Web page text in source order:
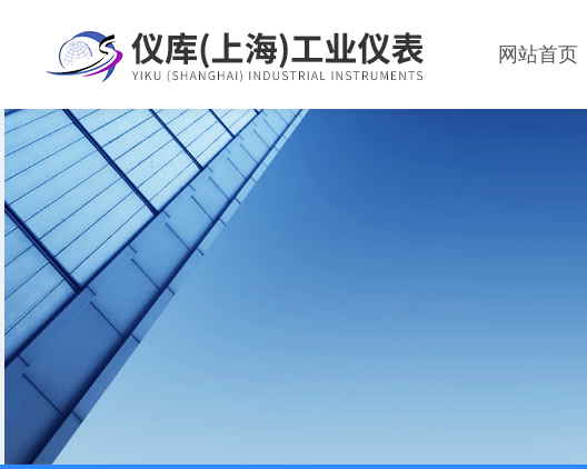
网站首页